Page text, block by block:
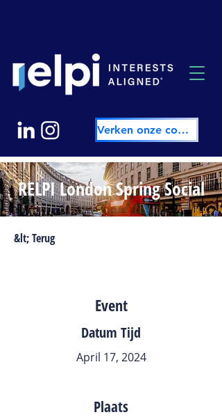
Verken onze community
RELPI London Spring Social
&lt; Terug
Event
Datum Tijd
April 17, 2024
Plaats